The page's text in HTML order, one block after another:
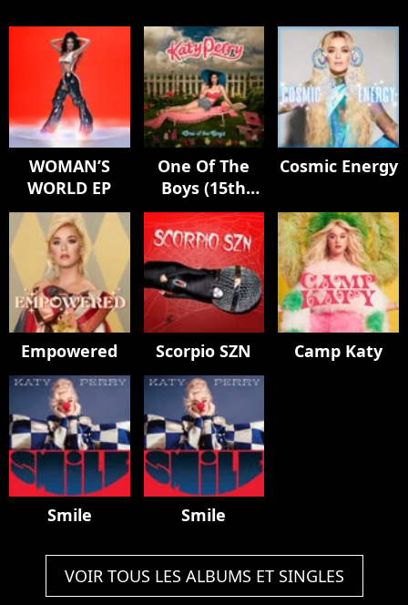
WOMAN’S
WORLD EP
One Of The
Boys (15th
Anniversary
Edition)
Cosmic Energy
Empowered Scorpio SZN Camp Katy
Smile Smile
VOIR TOUS LES ALBUMS ET SINGLES